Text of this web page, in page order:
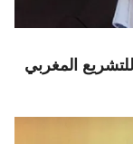
المغربي